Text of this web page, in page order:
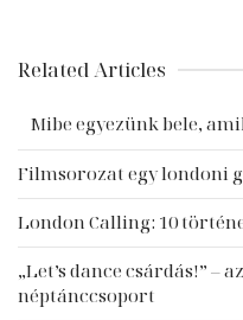
Related Articles
Mibe egyezünk bele,
Filmsorozat egy londoni
London Calling: 10
„Let’s dance csárdás!” –
néptánccsoport